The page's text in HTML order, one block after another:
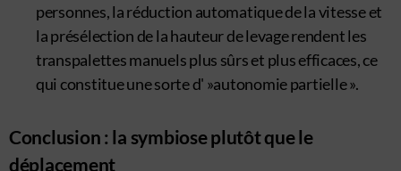
personnes, la réduction automatique de la vitesse et
la présélection de la hauteur de levage rendent les
transpalettes manuels plus sûrs et plus efficaces, ce
qui constitue une sorte d' »autonomie partielle ».
Conclusion : la symbiose plutôt que le
déplacement